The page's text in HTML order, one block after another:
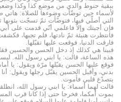
ببقية حنوط والدي من موضع كذا وكذا
لأسماء حين توضّأت وضوءها للصلاة: هاتي
التي أصلّي فيها، فتوضّأت ثمّ تسجّت بثوبها
فإن أجبتك وإلاّ فاعلمي أنّي قدمت على
فانتظرت هنيئة ثمّ نادتها، فلم تجبها،
فارقت الدنيا، فوقعت عليها تقبّلها.
فبينا هي كذلك إذ دخل الحسن والحسين
هذه الساعة، قالت: يا ابني رسول الله.
فوقع عليها الحسن يقبّلها مرّة ويقول: يا
بدني، وأقبل الحسين يقبّل رجلها ويقول:
يتصدّع قلبي فأموت.
قالت لهما أسماء: يا ابني رسول الله،
بموت أمكما، فخرجا حتى إذا كانا قرب